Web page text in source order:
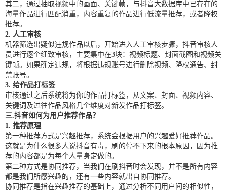
其二，通过抽取视频中的画面、关键帧，与抖音大数据库中已存在的
海量作品进行匹配消重，内容重复的作品进行低流量推荐，或者降权
推荐。
2. 人工审核
机器筛选出疑似违规作品以后，开始进入人工审核步骤，抖音审核人
员进行逐个细致审核，主要集中在3块：视频标题、封面截图和视频关
键帧。如果确定违规，将根据违规账号进行删除视频、降权通告、封
禁账号。
3. 给作品打标签
审核通过之后系统将为你的作品打标签，从文案、封面、视频内容、
关键词及过往作品风格几个维度对新发作品打标签。
三.抖音如何为用户推荐作品？
1. 推荐原理
第一种推荐方式是兴趣推荐，系统会根据用户的兴趣爱好推荐作品。
这就是为什么很多人说抖音有毒，刷的停不下来的根本原因，因为推
荐的内容都是为每个人量身定做的。
第二种方式是协同推荐，当我们在刷抖音时会发现，并不是所有内容
都是我们所感兴趣的，还有一些内容就出自协同推荐。
协同推荐是指在兴趣推荐的基础上，通过分析不同用户间的相似性，